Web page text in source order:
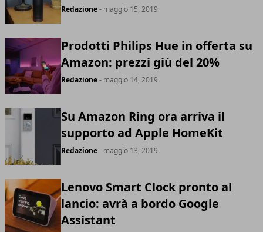
Redazione- maggio 15, 2019
Prodotti Philips Hue in offerta su
Amazon: prezzi giù del 20%
Redazione- maggio 14, 2019
Su Amazon Ring ora arriva il
supporto ad Apple HomeKit
Redazione- maggio 13, 2019
Lenovo Smart Clock pronto al
lancio: avrà a bordo Google
Assistant